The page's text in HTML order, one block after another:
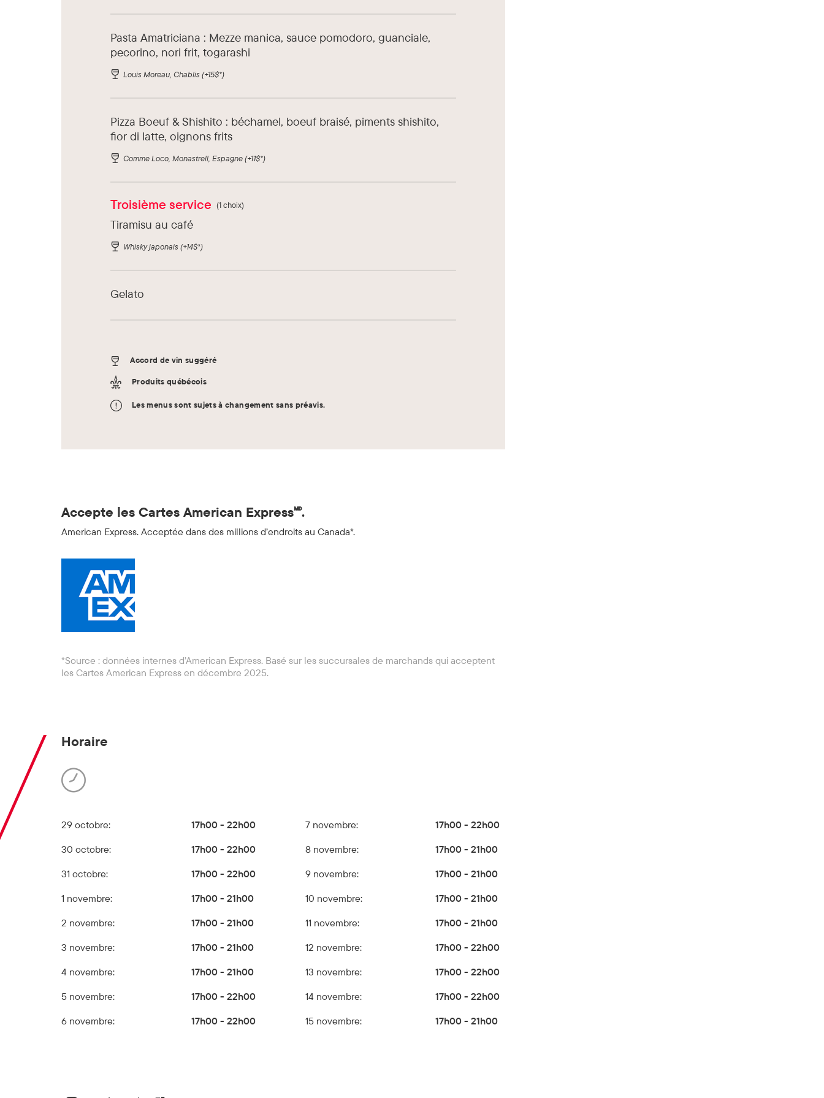
Pasta Amatriciana : Mezze manica, sauce pomodoro, guanciale,
pecorino, nori frit, togarashi
Louis Moreau, Chablis(+15$*)
Pizza Boeuf & Shishito : béchamel, boeuf braisé, piments shishito,
fior di latte, oignons frits
Comme Loco, Monastrell, Espagne(+11$*)
Troisième service (1 choix)
Tiramisu au café
Whisky japonais(+14$*)
Gelato
Accord de vin suggéré
Produits québécois
Les menus sont sujets à changement sans préavis.
Accepte les Cartes American Express🅫.
American Express. Acceptée dans des millions d’endroits au Canada*.
*Source : données internes d’American Express. Basé sur les succursales de marchands qui acceptent
les Cartes American Express en décembre 2025.
Horaire
29 octobre:
17h00 - 22h00
30 octobre:
17h00 - 22h00
31 octobre:
17h00 - 22h00
1 novembre:
17h00 - 21h00
2 novembre:
17h00 - 21h00
3 novembre:
17h00 - 21h00
4 novembre:
17h00 - 21h00
5 novembre:
17h00 - 22h00
6 novembre:
17h00 - 22h00
7 novembre:
17h00 - 22h00
8 novembre:
17h00 - 21h00
9 novembre:
17h00 - 21h00
10 novembre:
17h00 - 21h00
11 novembre:
17h00 - 21h00
12 novembre:
17h00 - 22h00
13 novembre:
17h00 - 22h00
14 novembre:
17h00 - 22h00
15 novembre:
17h00 - 21h00